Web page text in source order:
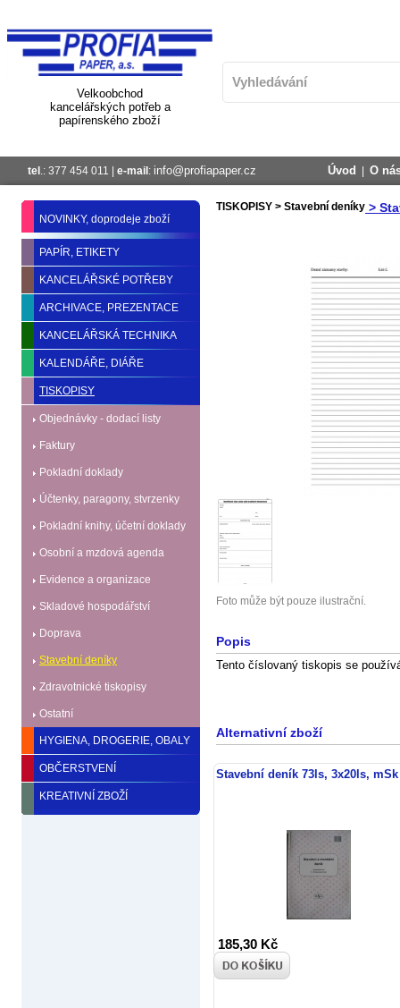
Velkoobchod
kancelářských potřeb a
papírenského zboží
tel .: 377 454 011 | e-mail : info@profiapaper.cz Úvod O
NOVINKY, doprodeje zboží
PAPÍR, ETIKETY
KANCELÁŘSKÉ POTŘEBY
ARCHIVACE, PREZENTACE
KANCELÁŘSKÁ TECHNIKA
KALENDÁŘE, DIÁŘE
TISKOPISY
Objednávky - dodací listy
Faktury
Pokladní doklady
Účtenky, paragony, stvrzenky
Pokladní knihy, účetní doklady
Osobní a mzdová agenda
Evidence a organizace
Skladové hospodářství
Doprava
Stavební deníky
Zdravotnické tiskopisy
Ostatní
HYGIENA, DROGERIE, OBALY
OBČERSTVENÍ
KREATIVNÍ ZBOŽÍ
TISKOPISY > Stavební deníky >
Foto může být pouze ilustrační.
Popis
Tento číslovaný tiskopis se
Alternativní zboží
Stavební deník 73ls, 3x20ls, mSk
185,30 Kč